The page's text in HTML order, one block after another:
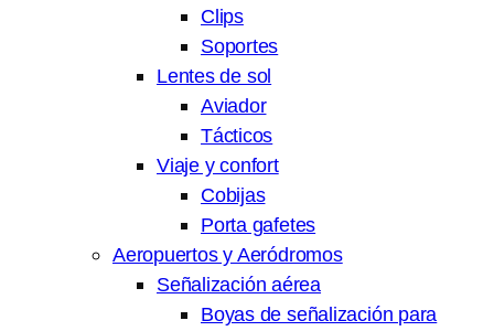
Clips
Soportes
Lentes de sol
Aviador
Tácticos
Viaje y confort
Cobijas
Porta gafetes
Aeropuertos y Aeródromos
Señalización aérea
Boyas de señalización para